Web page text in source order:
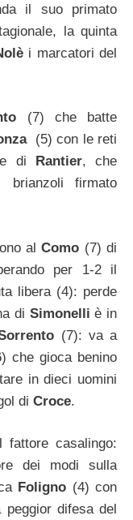
il suo primato
la quinta
i marcatori del
(7) che batte
(5) con le reti
di
Rantier, che
brianzoli firmato
alComo (7) di
per 1-2 il
libera (4): perde
di Simonelli è in
(7): va a
che gioca benino
in dieci uomini
di Croce.
casalingo:
dei modi sulla
Foligno (4) con
difesa del